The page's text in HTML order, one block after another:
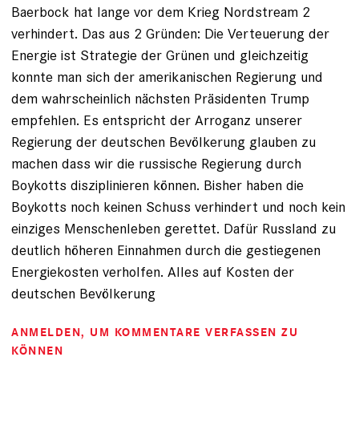
Baerbock hat lange vor dem Krieg Nordstream 2
verhindert. Das aus 2 Gründen: Die Verteuerung der
Energie ist Strategie der Grünen und gleichzeitig
konnte man sich der amerikanischen Regierung und
dem wahrscheinlich nächsten Präsidenten Trump
empfehlen. Es entspricht der Arroganz unserer
Regierung der deutschen Bevölkerung glauben zu
machen dass wir die russische Regierung durch
Boykotts disziplinieren können. Bisher haben die
Boykotts noch keinen Schuss verhindert und noch kein
einziges Menschenleben gerettet. Dafür Russland zu
deutlich höheren Einnahmen durch die gestiegenen
Energiekosten verholfen. Alles auf Kosten der
deutschen Bevölkerung
ANMELDEN, UM KOMMENTARE VERFASSEN ZU
KÖNNEN